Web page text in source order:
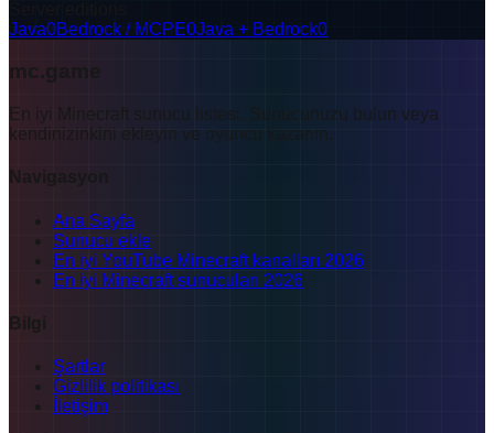
Java0Bedrock / MCPE0Java + Bedrock0
mc.game
En iyi Minecraft sunucu listesi. Sunucunuzu bulun veya
kendinizinkini ekleyin ve oyuncu kazanın.
Navigasyon
Ana Sayfa
Sunucu ekle
En iyi YouTube Minecraft kanalları 2026
En iyi Minecraft sunucuları 2026
Bilgi
Şartlar
Gizlilik politikası
İletişim